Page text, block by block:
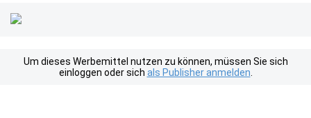
Um dieses Werbemittel nutzen zu können, müssen Sie sich
einloggen oder sich als Publisher anmelden